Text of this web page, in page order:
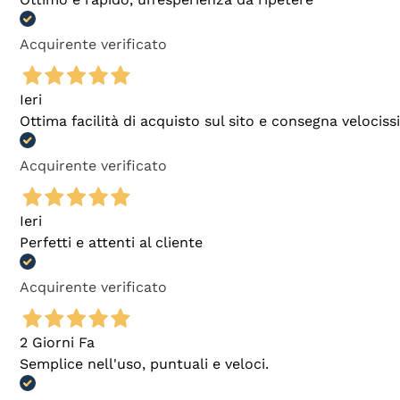
Acquirente verificato
Ieri
Ottima facilità di acquisto sul sito e consegna
Acquirente verificato
Ieri
Perfetti e attenti al cliente
Acquirente verificato
2 Giorni Fa
Semplice nell'uso, puntuali e veloci.